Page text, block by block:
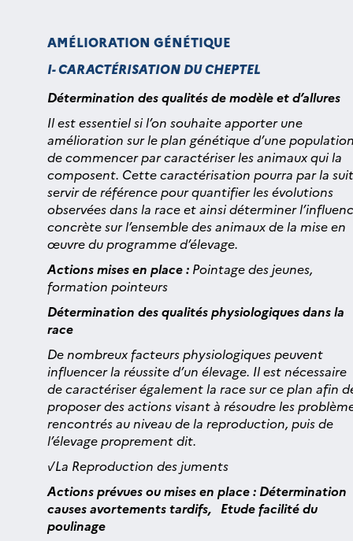
AMÉLIORATION GÉNÉTIQUE
I- CARACTÉRISATION DU CHEPTEL
Détermination des qualités de modèle et d’allures
Il est essentiel si l’on souhaite apporter une
amélioration sur le plan génétique d’une population
de commencer par caractériser les animaux qui la
composent. Cette caractérisation pourra par la
servir de référence pour quantifier les évolutions
observées dans la race et ainsi déterminer
concrète sur l’ensemble des animaux de la mise en
œuvre du programme d’élevage.
Actions mises en place : Pointage des jeunes,
formation pointeurs
Détermination des qualités physiologiques dans la
race
De nombreux facteurs physiologiques peuvent
influencer la réussite d’un élevage. Il est nécessaire
de caractériser également la race sur ce plan afin
proposer des actions visant à résoudre les
rencontrés au niveau de la reproduction, puis de
l’élevage proprement dit.
√La Reproduction des juments
Actions prévues ou mises en place : Détermination
causes avortements tardifs, Etude facilité du
poulinage